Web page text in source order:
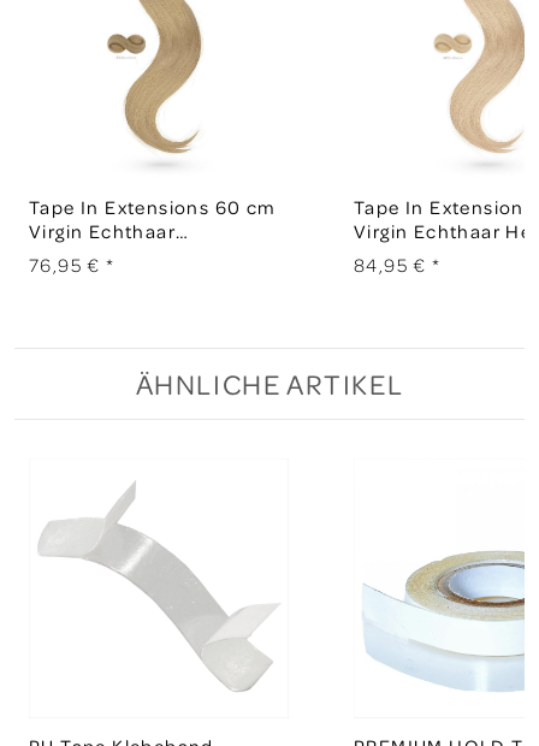
Tape In Extensions 60 cm
Virgin Echthaar
Naturblond 14
76,95 €*
Tape In
Virgin Echthaar
613
84,95 €*
ÄHNLICHE ARTIKEL